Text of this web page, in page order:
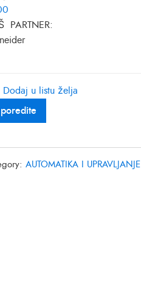
PARTNER:
Dodaj u listu želja
AUTOMATIKA I UPRAVLJANJE